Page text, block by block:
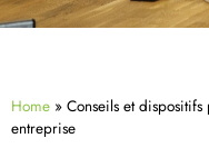
Home » Conseils et
entreprise